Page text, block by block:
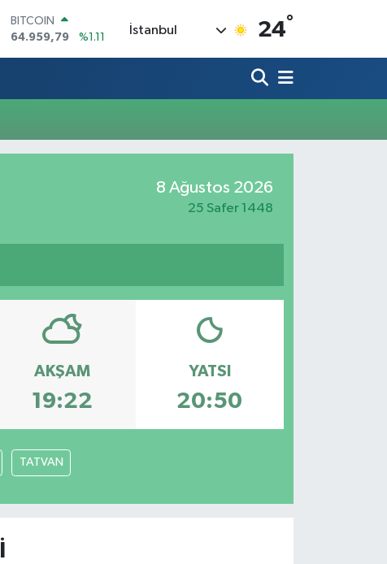
BITCOIN
64.959,79
%1.11
55,2510
%0.32
İstanbul 24°
8 Ağustos 2026
25 Safer 1448
AKŞAM
19:22
YATSI
20:50
TATVAN